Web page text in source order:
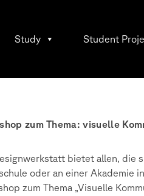
Study Student
zum Thema: visuelle
bietet allen, die
oder an einer Akademie
zum Thema „Visuelle